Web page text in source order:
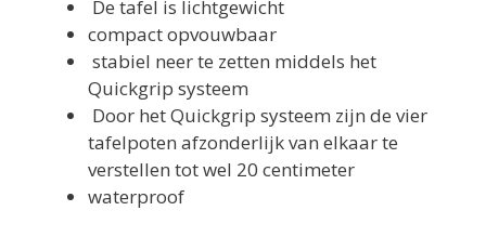
De tafel is lichtgewicht
compact opvouwbaar
stabiel neer te zetten middels het
Quickgrip systeem
Door het Quickgrip systeem zijn de vier
tafelpoten afzonderlijk van elkaar te
verstellen tot wel 20 centimeter
waterproof